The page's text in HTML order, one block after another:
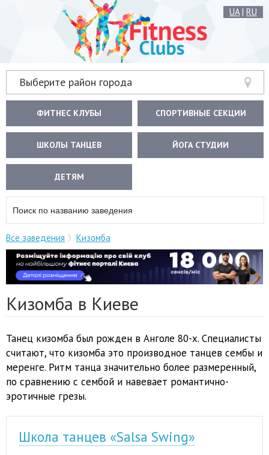
UA| RU
Выберите район города
ФИТНЕС КЛУБЫ СПОРТИВНЫЕ СЕКЦИИ
ШКОЛЫ ТАНЦЕВ ЙОГА СТУДИИ
ДЕТЯМ
Все заведения Кизомба
Кизомба в Киеве
Танец кизомба был рожден в Анголе 80-х. Специалисты
считают, что кизомба это производное танцев сембы и
меренге. Ритм танца значительно более размеренный,
по сравнению с сембой и навевает романтично-
эротичные грезы.
Школа танцев «Salsa Swing»